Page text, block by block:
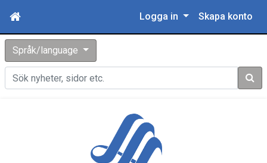
Logga in Skapa konto
Språk/language
Sök